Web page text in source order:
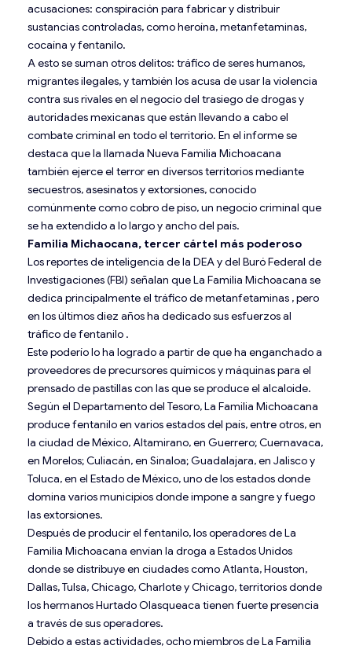
acusaciones: conspiración para fabricar y distribuir
sustancias controladas, como heroína, metanfetaminas,
cocaína y fentanilo.
A esto se suman otros delitos: tráfico de seres humanos,
migrantes ilegales, y también los acusa de usar la violencia
contra sus rivales en el negocio del trasiego de drogas y
autoridades mexicanas que están llevando a cabo el
combate criminal en todo el territorio. En el informe se
destaca que la llamada Nueva Familia Michoacana
también ejerce el terror en diversos territorios mediante
secuestros, asesinatos y extorsiones, conocido
comúnmente como cobro de piso, un negocio criminal que
se ha extendido a lo largo y ancho del país.
Familia Michaocana, tercer cártel más poderoso
Los reportes de inteligencia de la DEA y del Buró Federal de
Investigaciones (FBI) señalan que La Familia Michoacana se
dedica principalmente el tráfico de metanfetaminas , pero
en los últimos diez años ha dedicado sus esfuerzos al
tráfico de fentanilo .
Este poderío lo ha logrado a partir de que ha enganchado a
proveedores de precursores químicos y máquinas para el
prensado de pastillas con las que se produce el alcaloide.
Según el Departamento del Tesoro, La Familia Michoacana
produce fentanilo en varios estados del país, entre otros, en
la ciudad de México, Altamirano, en Guerrero; Cuernavaca,
en Morelos; Culiacán, en Sinaloa; Guadalajara, en Jalisco y
Toluca, en el Estado de México, uno de los estados donde
domina varios municipios donde impone a sangre y fuego
las extorsiones.
Después de producir el fentanilo, los operadores de La
Familia Michoacana envían la droga a Estados Unidos
donde se distribuye en ciudades como Atlanta, Houston,
Dallas, Tulsa, Chicago, Charlote y Chicago, territorios donde
los hermanos Hurtado Olasqueaca tienen fuerte presencia
a través de sus operadores.
Debido a estas actividades, ocho miembros de La Familia